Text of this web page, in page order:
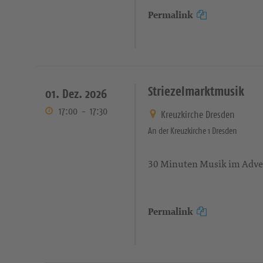
Permalink
01. Dez. 2026
17:00 - 17:30
Striezelmarktmusik
Kreuzkirche Dresden
An der Kreuzkirche 1 Dresden
30 Minuten Musik im
Permalink